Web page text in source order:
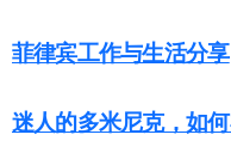
菲律宾工作与生活分享
迷人的多米尼克，如